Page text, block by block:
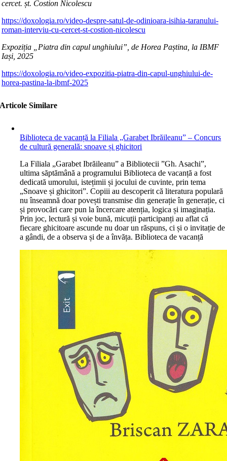
cercet. șt. Costion Nicolescu
https://doxologia.ro/video-despre-satul-de-odinioara-isihia-taranului-
roman-interviu-cu-cercet-st-costion-nicolescu
Expoziția „Piatra din capul unghiului”, de Horea Paștina, la IBMF
Iași, 2025
https://doxologia.ro/video-expozitia-piatra-din-capul-unghiului-de-
horea-pastina-la-ibmf-2025
Articole Similare
Biblioteca de vacanță la Filiala „Garabet Ibrăileanu” – Concurs
de cultură generală: snoave și ghicitori
La Filiala „Garabet Ibrăileanu” a Bibliotecii ”Gh. Asachi”,
ultima săptămână a programului Biblioteca de vacanță a fost
dedicată umorului, istețimii și jocului de cuvinte, prin tema
„Snoave și ghicitori”. Copiii au descoperit că literatura populară
nu înseamnă doar povești transmise din generație în generație, ci
și provocări care pun la încercare atenția, logica și imaginația.
Prin joc, lectură și voie bună, micuții participanți au aflat că
fiecare ghicitoare ascunde nu doar un răspuns, ci și o invitație de
a gândi, de a observa și de a învăța. Biblioteca de vacanță